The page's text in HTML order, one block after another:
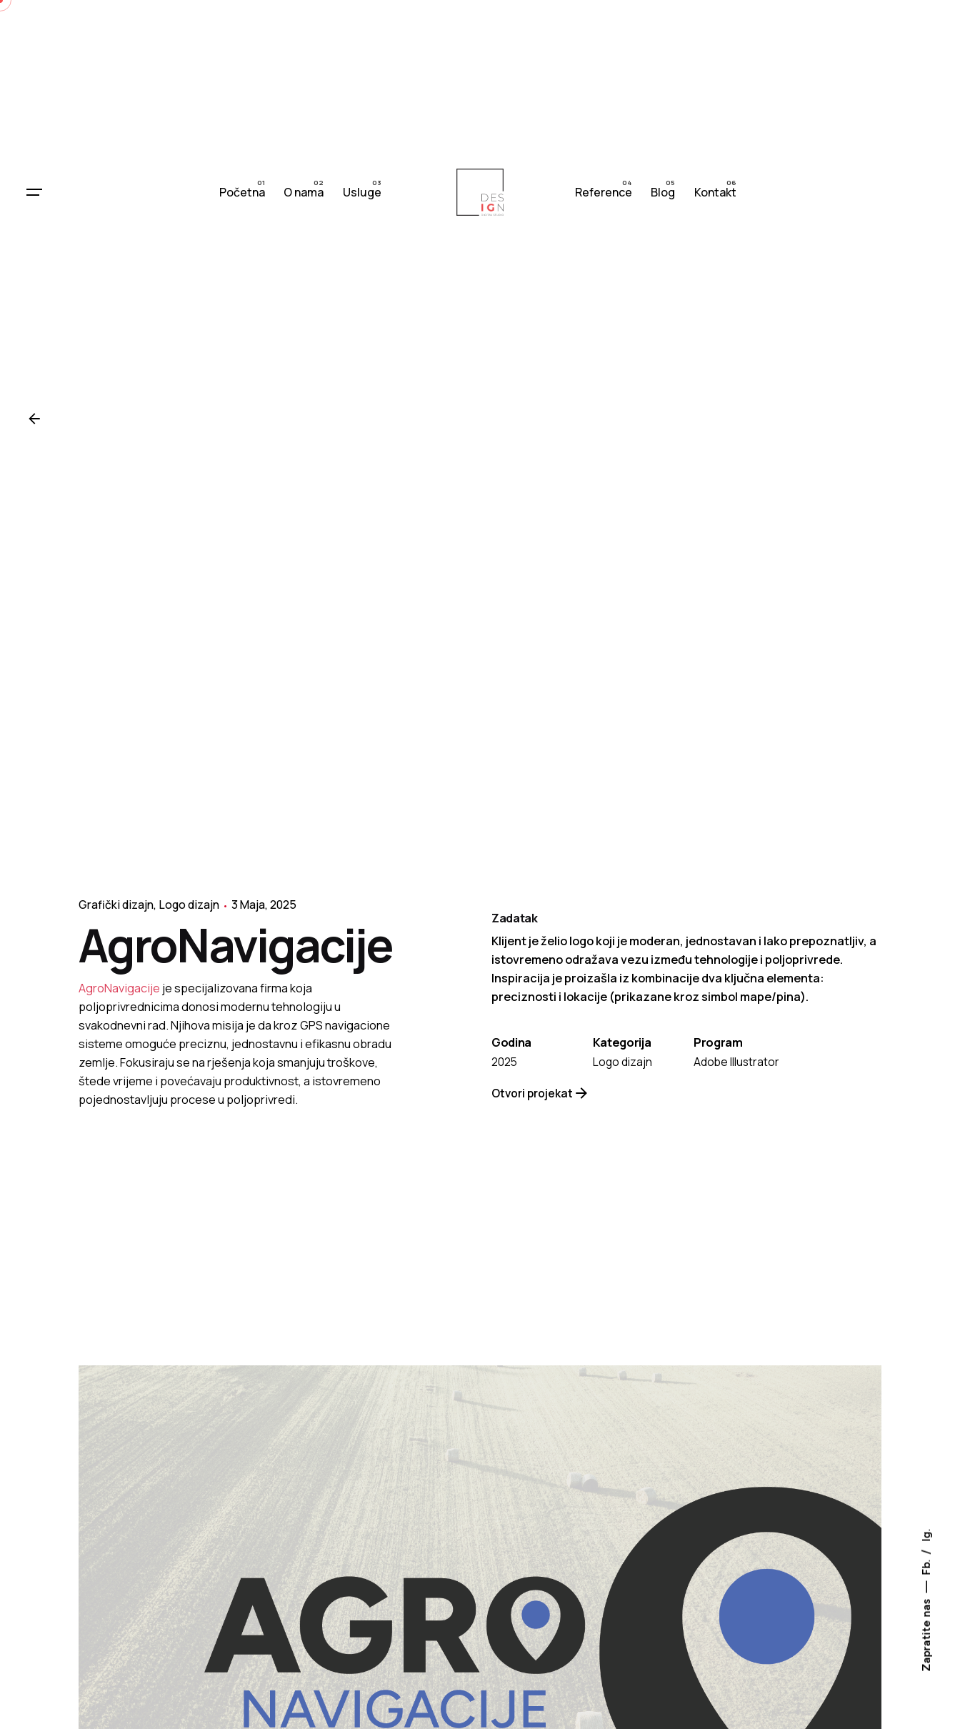
Zapratite nas
Fb.
Ig.
Početna O nama Usluge Reference Blog Kontakt
Grafički dizajn Logo dizajn 3 Maja, 2025
AgroNavigacije
AgroNavigacije je specijalizovana firma koja
poljoprivrednicima donosi modernu tehnologiju u
svakodnevni rad. Njihova misija je da kroz GPS navigacione
sisteme omoguće preciznu, jednostavnu i efikasnu obradu
zemlje. Fokusiraju se na rješenja koja smanjuju troškove,
štede vrijeme i povećavaju produktivnost, a istovremeno
pojednostavljuju procese u poljoprivredi.
Zadatak
Klijent je želio logo koji je moderan, jednostavan i lako prepoznatljiv, a
istovremeno odražava vezu između tehnologije i poljoprivrede.
Inspiracija je proizašla iz kombinacije dva ključna elementa:
preciznosti i lokacije (prikazane kroz simbol mape/pina).
Godina
2025
Kategorija
Logo dizajn
Program
Adobe Illustrator
Otvori projekat